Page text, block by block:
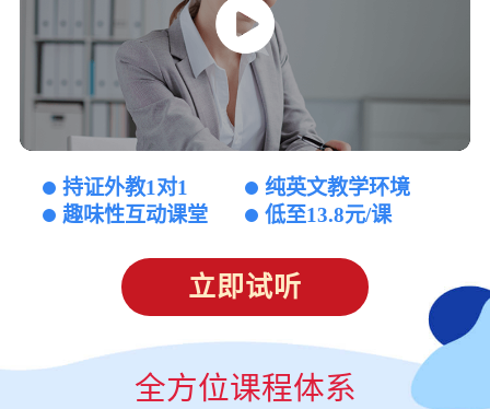
持证外教1对1
纯英文教学环境
趣味性互动课堂
低至13.8元/课
立即试听
全方位课程体系